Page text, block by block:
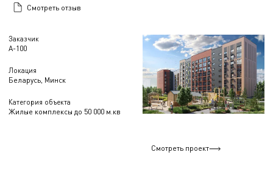
Заказчик
А-100
Локация
Беларусь, Минск
Категория объекта
Жилые комплексы до 50 000 м.кв
Смотреть отзыв
Смотреть проект